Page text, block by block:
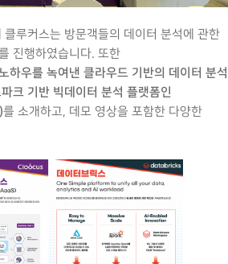
클루커스는 방문객들의 데이터 분석에 관한
진행하였습니다. 또한
하우를 녹여낸 클라우드 기반의 데이터 분석
크 기반 빅데이터 분석 플랫폼인
를 소개하고, 데모 영상을 포함한 다양한